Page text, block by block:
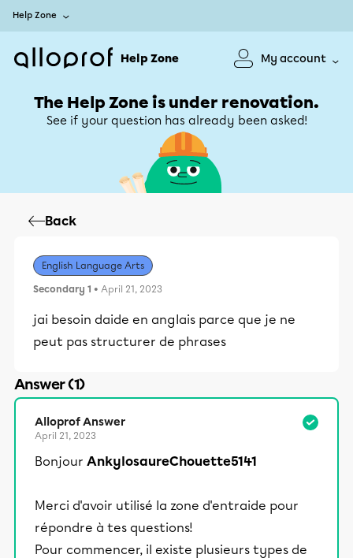
Help Zone
Help Zone My account
The Help Zone is under renovation.
See if your question has already been asked!
Back
English Language Arts
Secondary 1 • April 21, 2023
jai besoin daide en anglais parce que je ne
peut pas structurer de phrases
Answer (1)
Alloprof Answer
April 21, 2023
Bonjour AnkylosaureChouette5141
Merci d'avoir utilisé la zone d'entraide pour
répondre à tes questions!
Pour commencer, il existe plusieurs types de